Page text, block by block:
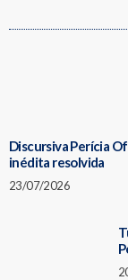
Discursiva Perícia
inédita resolvida
23/07/2026